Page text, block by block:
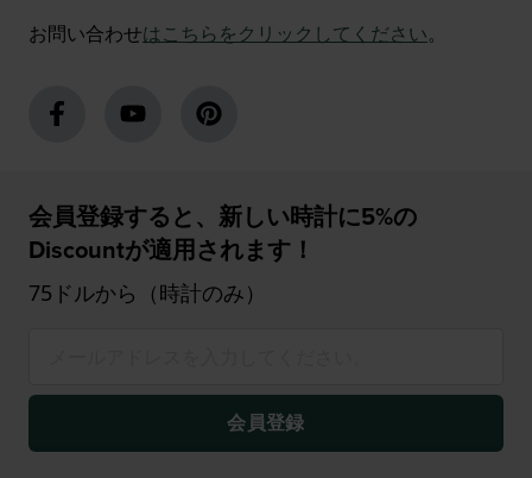
お問い合わせはこちらをクリックしてください。
会員登録すると、新しい時計に5%の
Discountが適用されます！
75ドルから（時計のみ）
会員登録